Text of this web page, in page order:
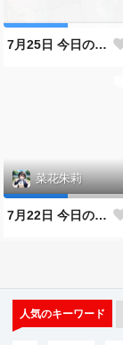
7月25日 今日のなばなけ
菜花朱莉
7月22日 今日のなばなけ
人気のキーワード